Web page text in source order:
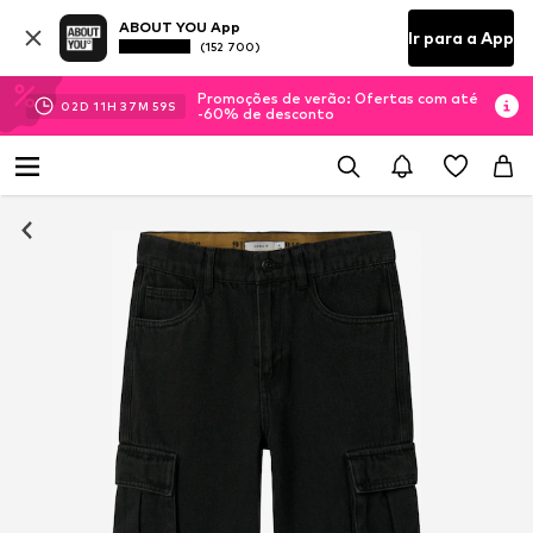
ABOUT YOU App
(152 700) Ir para a App
02D 11H 37M 58S
Promoções de verão: Ofertas com até
-60% de desconto